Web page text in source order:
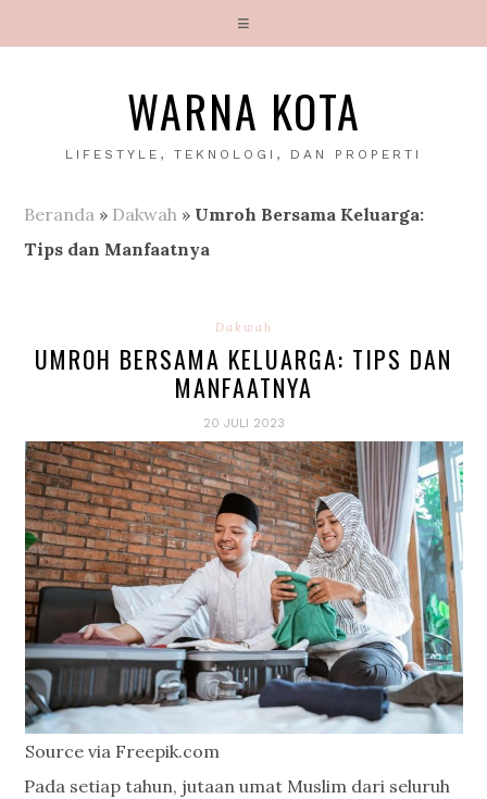
WARNA KOTA
LIFESTYLE, TEKNOLOGI, DAN PROPERTI
Beranda » Dakwah » Umroh Bersama Keluarga:
Tips dan Manfaatnya
Dakwah
UMROH BERSAMA KELUARGA: TIPS DAN
MANFAATNYA
20 JULI 2023
Source via Freepik.com
Pada setiap tahun, jutaan umat Muslim dari seluruh